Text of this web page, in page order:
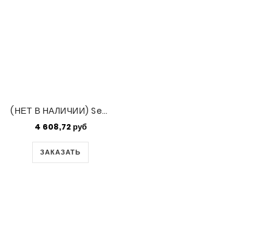
(НЕТ В НАЛИЧИИ) Semi-matte S/l Sky Blue Miyuki 15/0 250gm (1643)
4 608,72 руб
ЗАКАЗАТЬ